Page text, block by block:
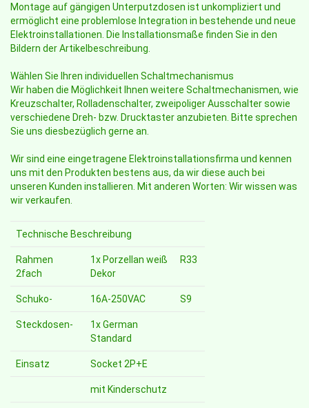
Montage auf gängigen Unterputzdosen ist unkompliziert und
ermöglicht eine problemlose Integration in bestehende und neue
Elektroinstallationen. Die Installationsmaße finden Sie in den
Bildern der Artikelbeschreibung.
Wählen Sie Ihren individuellen Schaltmechanismus
Wir haben die Möglichkeit Ihnen weitere Schaltmechanismen, wie
Kreuzschalter, Rolladenschalter, zweipoliger Ausschalter sowie
verschiedene Dreh- bzw. Drucktaster anzubieten. Bitte sprechen
Sie uns diesbezüglich gerne an.
Wir sind eine eingetragene Elektroinstallationsfirma und kennen
uns mit den Produkten bestens aus, da wir diese auch bei
unseren Kunden installieren. Mit anderen Worten: Wir wissen was
wir verkaufen.
Technische Beschreibung
Rahmen
2fach
1x Porzellan weiß
Dekor
R33
Schuko- 16A-250VAC S9
Steckdosen-
1x German
Standard
Einsatz Socket 2P+E
mit Kinderschutz